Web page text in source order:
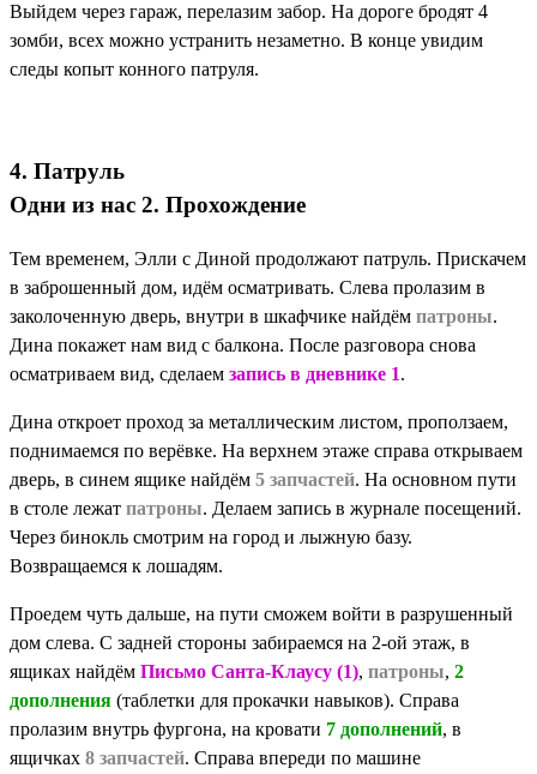
Выйдем через гараж, перелазим забор. На дороге бродят 4
зомби, всех можно устранить незаметно. В конце увидим
следы копыт конного патруля.
4. Патруль
Одни из нас 2. Прохождение
Тем временем, Элли с Диной продолжают патруль. Прискачем
в заброшенный дом, идём осматривать. Слева пролазим в
заколоченную дверь, внутри в шкафчике найдём патроны.
Дина покажет нам вид с балкона. После разговора снова
осматриваем вид, сделаем запись в дневнике 1.
Дина откроет проход за металлическим листом, проползаем,
поднимаемся по верёвке. На верхнем этаже справа открываем
дверь, в синем ящике найдём 5 запчастей. На основном пути
в столе лежат патроны. Делаем запись в журнале посещений.
Через бинокль смотрим на город и лыжную базу.
Возвращаемся к лошадям.
Проедем чуть дальше, на пути сможем войти в разрушенный
дом слева. С задней стороны забираемся на 2-ой этаж, в
ящиках найдём Письмо Санта-Клаусу (1), патроны, 2
дополнения (таблетки для прокачки навыков). Справа
пролазим внутрь фургона, на кровати 7 дополнений, в
ящичках 8 запчастей. Справа впереди по машине